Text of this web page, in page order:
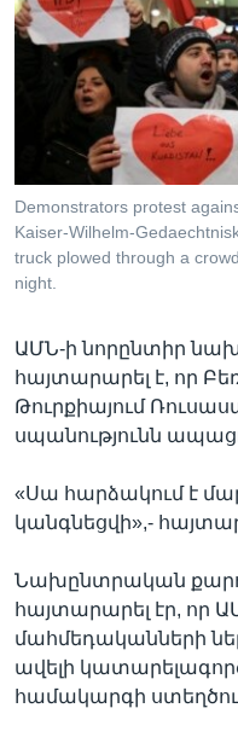
Լեզուներ
Demonstrators protest
Kaiser-Wilhelm-
truck plowed through a
night.
ԱՄՆ-ի նորընտիր
հայտարարել է, որ
Թուրքիայում
սպանությունն
«Սա հարձակում է
կանգնեցվի»,-
Նախընտրական
հայտարարել էր, որ
մահմեդականների
ավելի
համակարգի